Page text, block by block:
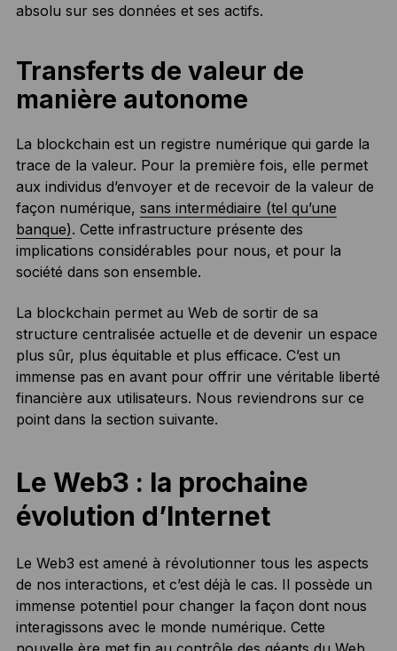
absolu sur ses données et ses actifs.
Transferts de valeur de
manière autonome
La blockchain est un registre numérique qui garde la
trace de la valeur. Pour la première fois, elle permet
aux individus d’envoyer et de recevoir de la valeur de
façon numérique, sans intermédiaire (tel qu’une
banque). Cette infrastructure présente des
implications considérables pour nous, et pour la
société dans son ensemble.
La blockchain permet au Web de sortir de sa
structure centralisée actuelle et de devenir un espace
plus sûr, plus équitable et plus efficace. C’est un
immense pas en avant pour offrir une véritable liberté
financière aux utilisateurs. Nous reviendrons sur ce
point dans la section suivante.
Le Web3 : la prochaine
évolution d’Internet
Le Web3 est amené à révolutionner tous les aspects
de nos interactions, et c’est déjà le cas. Il possède un
immense potentiel pour changer la façon dont nous
interagissons avec le monde numérique. Cette